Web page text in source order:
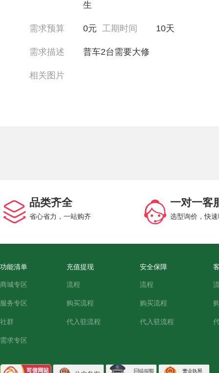
生
需求预算 0元 工期时间 10天
需求描述 普车2台需要大修
相关图片
品类齐全
省心省力，一站购齐
一对一客
选型询价，快
功能清单
商城专区
服务专区
社群
需求专区
充值提现
流程
购买流程
代入驻流程
安全保障
流程
购买流程
代入驻流程